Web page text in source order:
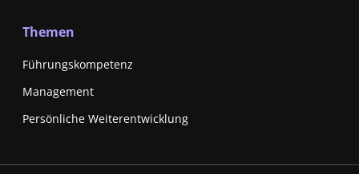
Themen
Führungskompetenz
Management
Persönliche Weiterentwicklung